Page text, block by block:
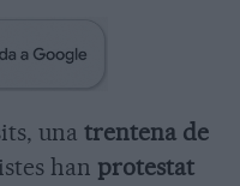
una trentena de
han protestat